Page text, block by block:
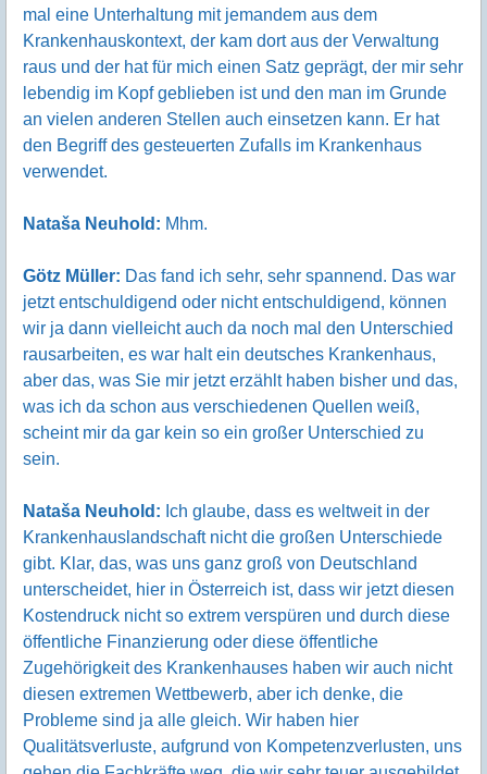
mal eine Unterhaltung mit jemandem aus dem
Krankenhauskontext, der kam dort aus der Verwaltung
raus und der hat für mich einen Satz geprägt, der mir sehr
lebendig im Kopf geblieben ist und den man im Grunde
an vielen anderen Stellen auch einsetzen kann. Er hat
den Begriff des gesteuerten Zufalls im Krankenhaus
verwendet.
Nataša Neuhold: Mhm.
Götz Müller: Das fand ich sehr, sehr spannend. Das war
jetzt entschuldigend oder nicht entschuldigend, können
wir ja dann vielleicht auch da noch mal den Unterschied
rausarbeiten, es war halt ein deutsches Krankenhaus,
aber das, was Sie mir jetzt erzählt haben bisher und das,
was ich da schon aus verschiedenen Quellen weiß,
scheint mir da gar kein so ein großer Unterschied zu
sein.
Nataša Neuhold: Ich glaube, dass es weltweit in der
Krankenhauslandschaft nicht die großen Unterschiede
gibt. Klar, das, was uns ganz groß von Deutschland
unterscheidet, hier in Österreich ist, dass wir jetzt diesen
Kostendruck nicht so extrem verspüren und durch diese
öffentliche Finanzierung oder diese öffentliche
Zugehörigkeit des Krankenhauses haben wir auch nicht
diesen extremen Wettbewerb, aber ich denke, die
Probleme sind ja alle gleich. Wir haben hier
Qualitätsverluste, aufgrund von Kompetenzverlusten, uns